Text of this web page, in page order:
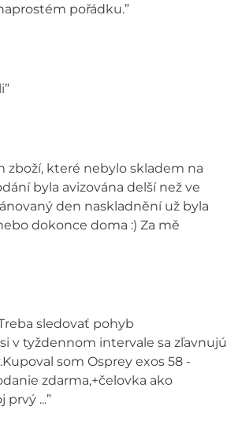
pořádku.”
zboží, které nebylo skladem na
byla avizována delší než ve
den naskladnění už byla
dokonce doma :) Za mě
sledovať pohyb
v tyždennom intervale sa zľavnujú
som Osprey exos 58 -
zdarma,+čelovka ako
...”